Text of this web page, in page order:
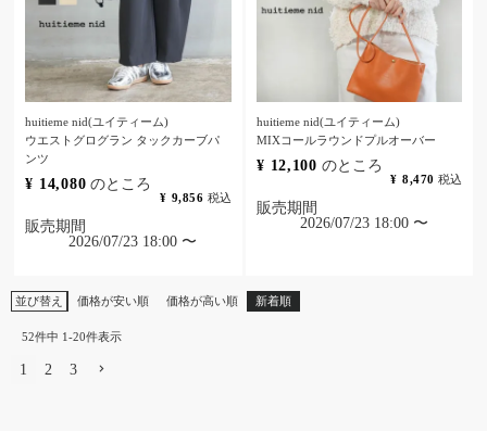
huitieme nid(ユイティーム)
ウエストグログラン タックカーブパ
ンツ
¥ 14,080 のところ
¥ 9,856 税込
販売期間
2026/07/23 18:00 〜
huitieme nid(ユイティーム)
MIXコールラウンドプルオーバー
¥ 12,100 のところ
¥ 8,470 税込
販売期間
2026/07/23 18:00 〜
並び替え 価格が安い順 価格が高い順 新着順
52件中 1-20件表示
1 2 3